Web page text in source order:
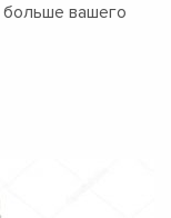
больше вашего